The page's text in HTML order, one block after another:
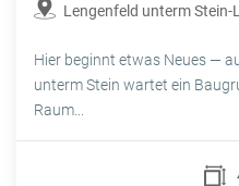
Lengenfeld unterm
Hier beginnt etwas Neues —
unterm Stein wartet ein
Raum...